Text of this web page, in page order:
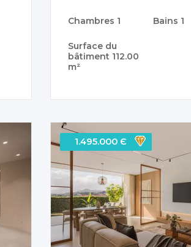
Chambres 1 Bains 1
Surface du
bâtiment 112.00
m²
1.495.000 Є